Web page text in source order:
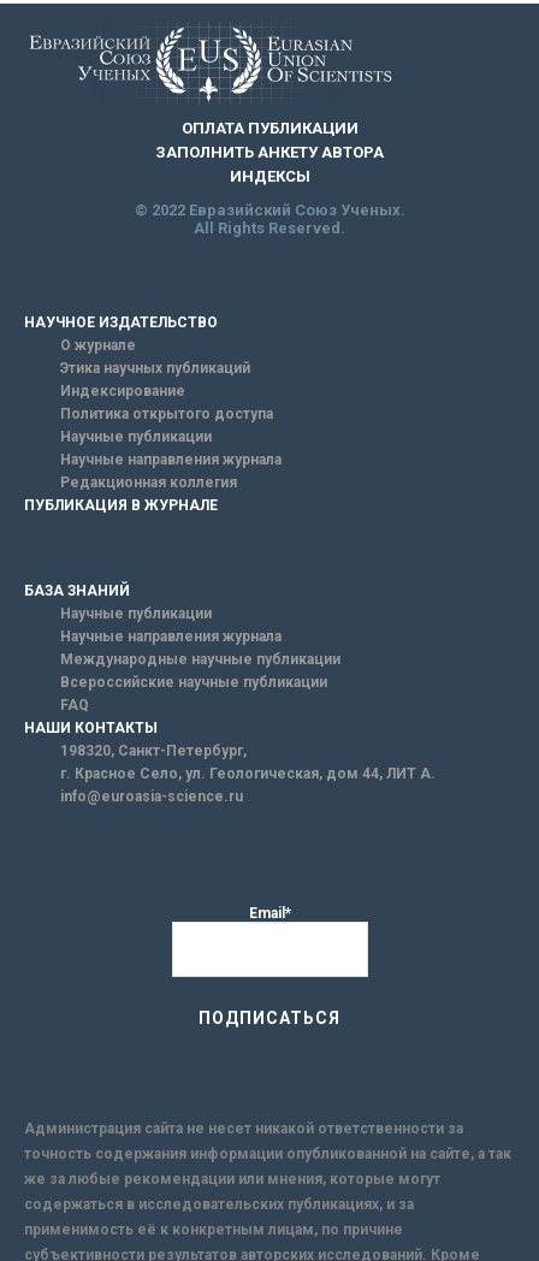
ОПЛАТА ПУБЛИКАЦИИ
ЗАПОЛНИТЬ АНКЕТУ АВТОРА
ИНДЕКСЫ
© 2022 Евразийский Союз Ученых.
All Rights Reserved.
НАУЧНОЕ ИЗДАТЕЛЬСТВО
О журнале
Этика научных публикаций
Индексирование
Политика открытого доступа
Научные публикации
Научные направления журнала
Редакционная коллегия
ПУБЛИКАЦИЯ В ЖУРНАЛЕ
БАЗА ЗНАНИЙ
Научные публикации
Научные направления журнала
Международные научные публикации
Всероссийские научные публикации
FAQ
НАШИ КОНТАКТЫ
198320, Санкт-Петербург,
г. Красное Село, ул. Геологическая, дом 44, ЛИТ А.
info@euroasia-science.ru
Email*
Администрация сайта не несет никакой ответственности за
точность содержания информации опубликованной на сайте, а так
же за любые рекомендации или мнения, которые могут
содержаться в исследовательских публикациях, и за
применимость её к конкретным лицам, по причине
субъективности результатов авторских исследований. Кроме